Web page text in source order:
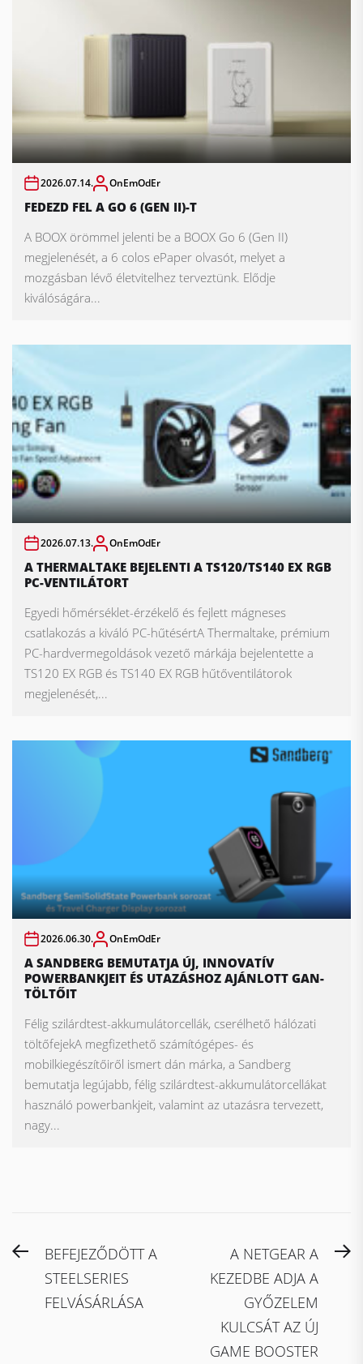
2026.07.14. OnEmOdEr
FEDEZD FEL A GO 6 (GEN II)-T
A BOOX örömmel jelenti be a BOOX Go 6 (Gen II)
megjelenését, a 6 colos ePaper olvasót, melyet a
mozgásban lévő életvitelhez terveztünk. Elődje
kiválóságára...
2026.07.13. OnEmOdEr
A THERMALTAKE BEJELENTI A TS120/TS140 EX RGB
PC-VENTILÁTORT
Egyedi hőmérséklet-érzékelő és fejlett mágneses
csatlakozás a kiváló PC-hűtésértA Thermaltake, prémium
PC-hardvermegoldások vezető márkája bejelentette a
TS120 EX RGB és TS140 EX RGB hűtőventilátorok
megjelenését,...
2026.06.30. OnEmOdEr
A SANDBERG BEMUTATJA ÚJ, INNOVATÍV
POWERBANKJEIT ÉS UTAZÁSHOZ AJÁNLOTT GAN-
TÖLTŐIT
Félig szilárdtest-akkumulátorcellák, cserélhető hálózati
töltőfejekA megfizethető számítógépes- és
mobilkiegészítőiről ismert dán márka, a Sandberg
bemutatja legújabb, félig szilárdtest-akkumulátorcellákat
használó powerbankjeit, valamint az utazásra tervezett,
nagy...
Bejegyzés
navigáció
PreviousBEFEJEZŐDÖTT A
STEELSERIES
FELVÁSÁRLÁSA
A NETGEAR A
KEZEDBE ADJA A
GYŐZELEM
KULCSÁT AZ ÚJ
GAME BOOSTER